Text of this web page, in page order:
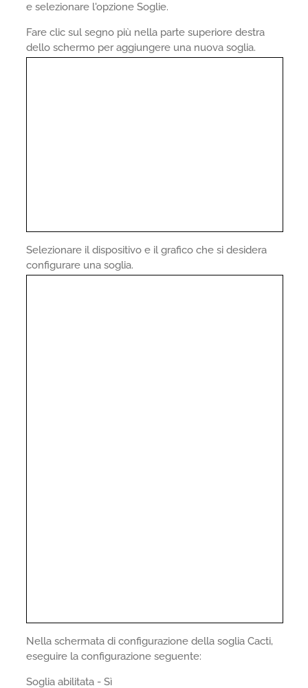
e selezionare l'opzione Soglie.
Fare clic sul segno più nella parte superiore destra
dello schermo per aggiungere una nuova soglia.
Selezionare il dispositivo e il grafico che si desidera
configurare una soglia.
Nella schermata di configurazione della soglia Cacti,
eseguire la configurazione seguente:
Soglia abilitata - Sì